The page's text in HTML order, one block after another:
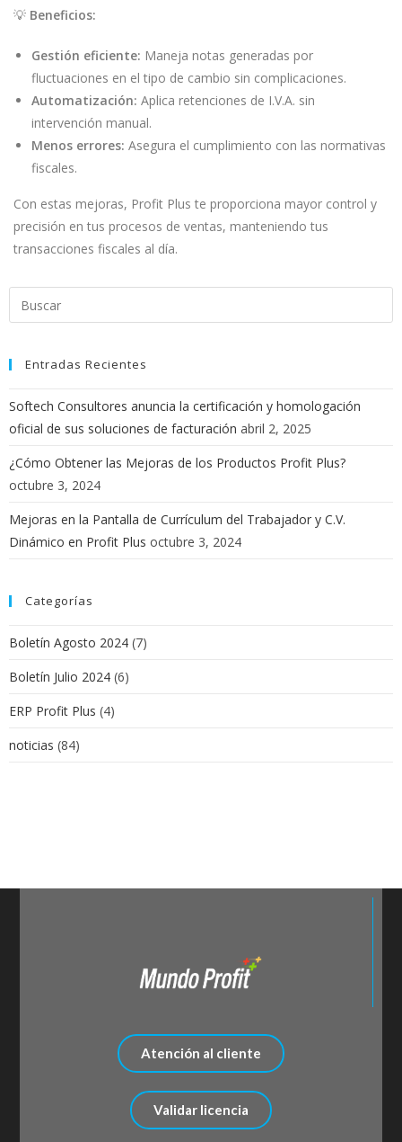
💡 Beneficios:
Gestión eficiente: Maneja notas generadas por
fluctuaciones en el tipo de cambio sin complicaciones.
Automatización: Aplica retenciones de I.V.A. sin
intervención manual.
Menos errores: Asegura el cumplimiento con las normativas
fiscales.
Con estas mejoras, Profit Plus te proporciona mayor control y
precisión en tus procesos de ventas, manteniendo tus
transacciones fiscales al día.
Entradas Recientes
Softech Consultores anuncia la certificación y homologación
oficial de sus soluciones de facturación abril 2, 2025
¿Cómo Obtener las Mejoras de los Productos Profit Plus?
octubre 3, 2024
Mejoras en la Pantalla de Currículum del Trabajador y C.V.
Dinámico en Profit Plus octubre 3, 2024
Categorías
Boletín Agosto 2024 (7)
Boletín Julio 2024 (6)
ERP Profit Plus (4)
noticias (84)
Atención al cliente
Validar licencia